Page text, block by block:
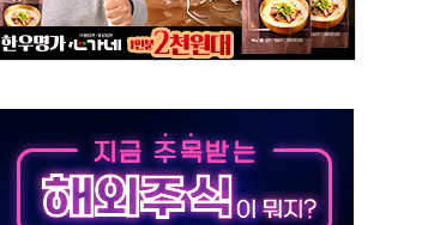
'
600 지수는 나흘 연속 최고치